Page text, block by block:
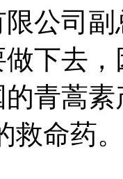
公司
下去
青蒿
救命药